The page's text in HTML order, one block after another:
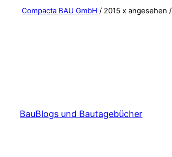
Compacta BAU GmbH / 2015 x angesehen /
BauBlogs und Bautagebücher